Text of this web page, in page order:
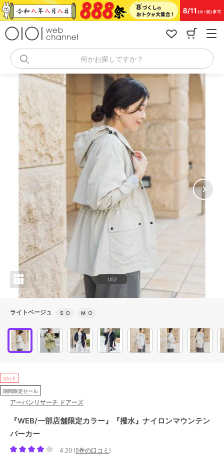
コ
ン
何かお探しですか？
1/52
ライトベージュ S ○ M ○
SALE
期間限定セール
アーバンリサーチ ドアーズ
『WEB/一部店舗限定カラー』『撥水』ナイロンマウンテン
パーカー
4.20 (5件の口コミ )